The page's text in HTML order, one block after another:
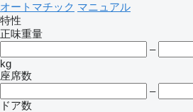
オートマチック マニュアル
特性
正味重量
–
kg
座席数
–
ドア数